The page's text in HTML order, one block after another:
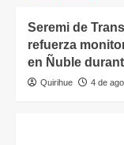
Seremi de
refuerza
en Ñuble
Quirihue 4 de